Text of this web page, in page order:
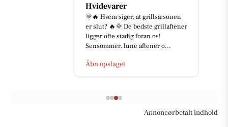
Hvidevarer
🌞🔥 Hvem siger, at grillsæsonen
er slut? 🔥🌞 De bedste grillaftener
ligger ofte stadig foran os!
Sensommer, lune aftener o...
Åbn opslaget
Annoncørbetalt indhold